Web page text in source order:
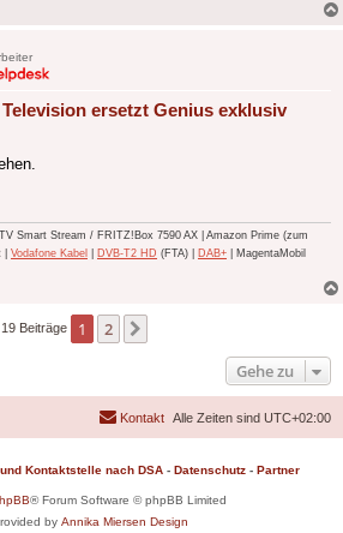
ersetzt Genius exklusiv
Smart Stream / FRITZ!Box 7590 AX | Amazon Prime (zum
| Vodafone Kabel DVB-T2 HD (FTA) | DAB+ | MagentaMobil
19 Beiträge 1 2
Gehe zu
Alle Zeiten sind UTC+02:00
Kontakt
Kontaktstelle nach DSA - Datenschutz - Partner
® Forum Software © phpBB Limited
by Annika Miersen Design